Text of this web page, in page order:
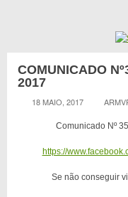
COMUNICADO
2017
18 MAIO, 2017
Comunicado Nº
https://
Se não conseguir